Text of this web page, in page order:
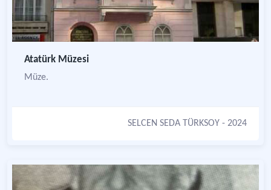
Atatürk Müzesi
Müze.
SELCEN SEDA TÜRKSOY - 2024